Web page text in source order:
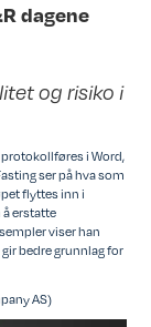
dagene
og risiko i
i Word,
ser på hva som
flyttes inn i
erstatte
viser han
bedre grunnlag for
AS)